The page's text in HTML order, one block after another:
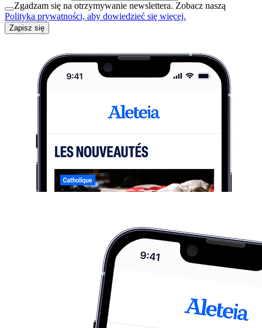
Zgadzam się na otrzymywanie newslettera. Zobacz naszą
Polityka prywatności, aby dowiedzieć się więcej.
Zapisz się